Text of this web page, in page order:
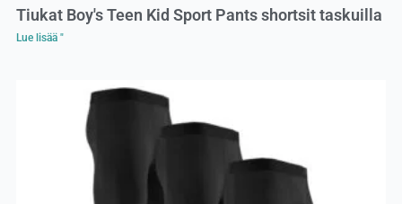
Tiukat Boy's Teen Kid Sport Pants shortsit taskuilla
Lue lisää "